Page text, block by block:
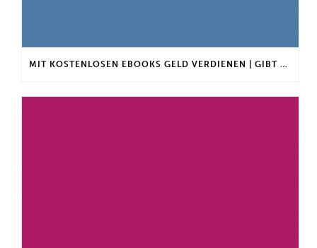
MIT KOSTENLOSEN EBOOKS GELD VERDIENEN | GIBT ES EINEN MAXIMALEN ANLAGEBETRAG?